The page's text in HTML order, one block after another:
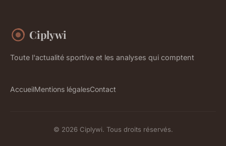
Ciplywi
Toute l'actualité sportive et les analyses qui comptent
AccueilMentions légalesContact
© 2026 Ciplywi. Tous droits réservés.